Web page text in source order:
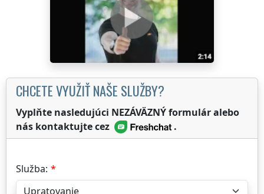
CHCETE VYUŽIŤ NAŠE SLUŽBY?
Vyplňte nasledujúci NEZÁVÄZNÝ formulár alebo
nás kontaktujte cez
.
Služba: